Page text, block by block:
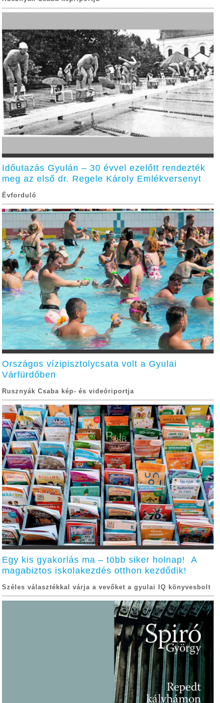
Időutazás Gyulán – 30 évvel ezelőtt rendezték
meg az első dr. Regele Károly Emlékversenyt
Évforduló
Országos vízipisztolycsata volt a Gyulai
Várfürdőben
Rusznyák Csaba kép- és videóriportja
Egy kis gyakorlás ma – több siker holnap! A
magabiztos iskolakezdés otthon kezdődik!
Széles választékkal várja a vevőket a gyulai IQ könyvesbolt